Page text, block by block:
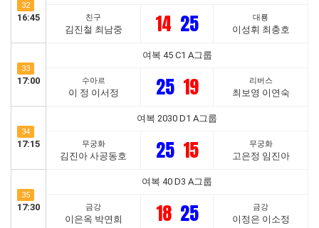
32
16:45 친구
김진철 최남중 14 25 대룡
이성휘 최충호
33
17:00
여복 45 C1 A그룹
수아르
이 정 이서정 25 19 리버스
최보영 이연숙
34
17:15
여복 2030 D1 A그룹
무궁화
김진아 사공동호 25 15 무궁화
고은정 임진아
35
17:30
여복 40 D3 A그룹
금강
이은옥 박연희 18 25 금강
이정은 이소정